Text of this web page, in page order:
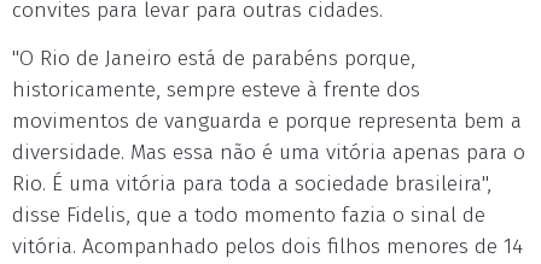
convites para levar para outras cidades.
"O Rio de Janeiro está de parabéns porque,
historicamente, sempre esteve à frente dos
movimentos de vanguarda e porque representa bem a
diversidade. Mas essa não é uma vitória apenas para o
Rio. É uma vitória para toda a sociedade brasileira",
disse Fidelis, que a todo momento fazia o sinal de
vitória. Acompanhado pelos dois filhos menores de 14